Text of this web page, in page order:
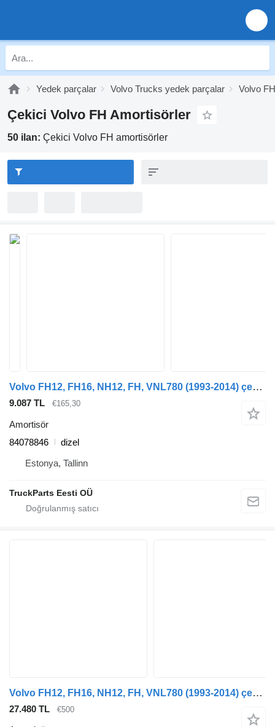
Yedek parçalar Volvo Trucks yedek parçalar Volvo
Çekici Volvo FH Amortisörler
50 ilan: Çekici Volvo FH amortisörler
Volvo FH12, FH16, NH12, FH, VNL780 (1993-2014) çekici için Volvo FH16 (01.12-) 84078846 amortisör
9.087 TL €165,30
Amortisör
84078846
dizel
Estonya, Tallinn
TruckParts Eesti OÜ
Volvo FH12, FH16, NH12, FH, VNL780 (1993-2014) çekici için Volvo FH16 (01.12-) 82907205 amortisör
27.480 TL €500